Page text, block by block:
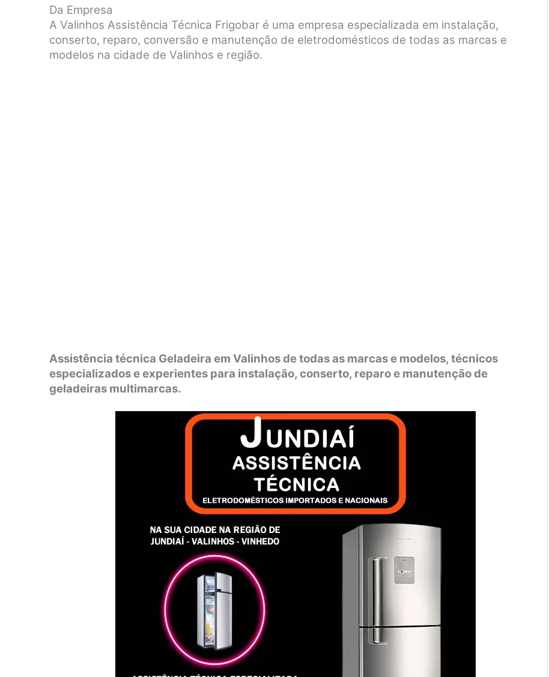
Da Empresa
A Valinhos Assistência Técnica Frigobar é uma empresa especializada em instalação,
conserto, reparo, conversão e manutenção de eletrodomésticos de todas as marcas e
modelos na cidade de Valinhos e região.
Assistência técnica Geladeira em Valinhos de todas as marcas e modelos, técnicos
especializados e experientes para instalação, conserto, reparo e manutenção de
geladeiras multimarcas.